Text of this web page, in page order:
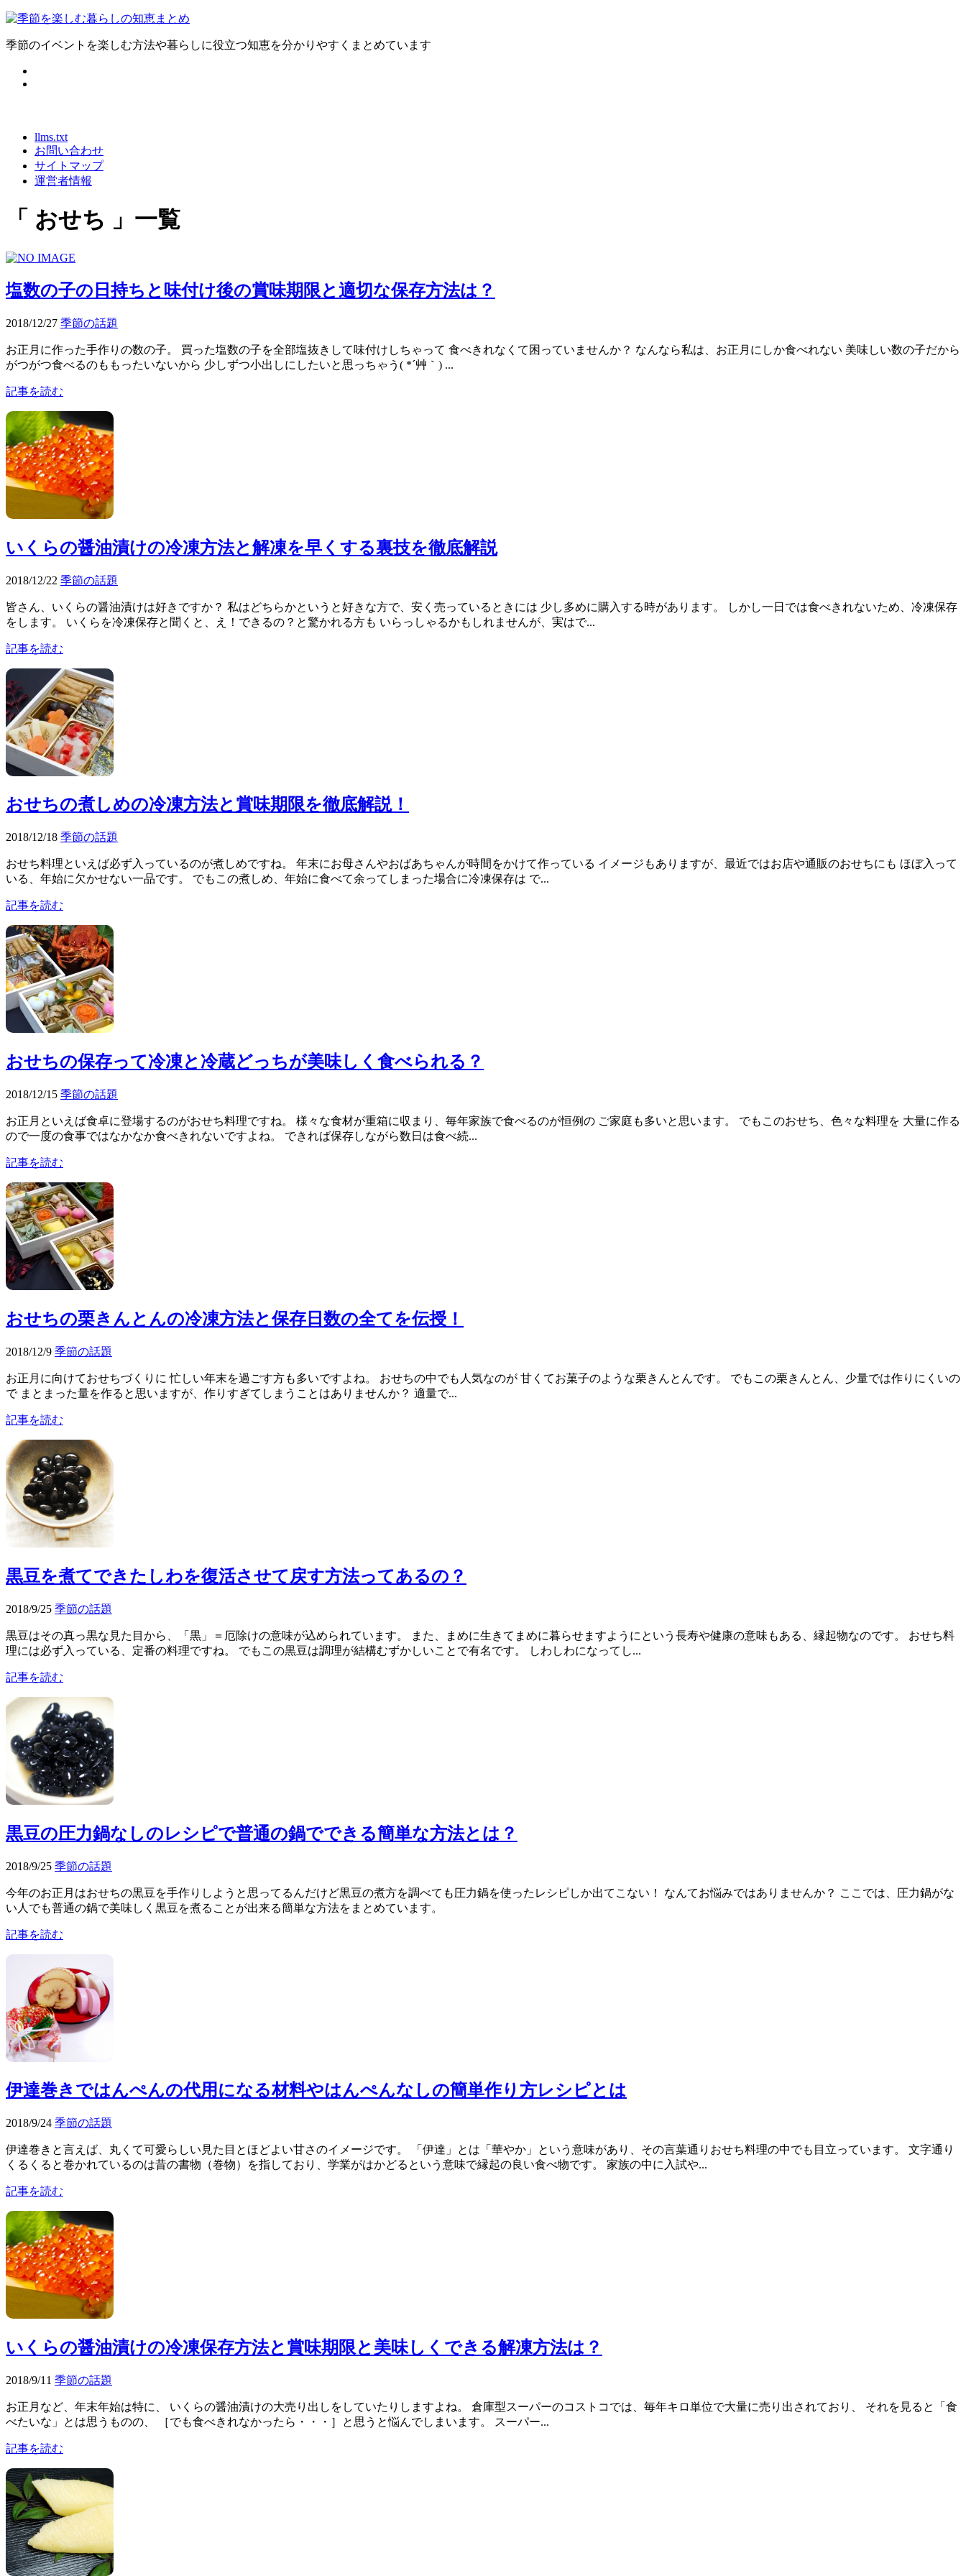
季節のイベントを楽しむ方法や暮らしに役立つ知恵を分かりやすくまとめています
llms.txt
お問い合わせ
サイトマップ
運営者情報
「 おせち 」一覧
塩数の子の日持ちと味付け後の賞味期限と適切な保存方法は？
2018/12/27 季節の話題
お正月に作った手作りの数の子。 買った塩数の子を全部塩抜きして味付けしちゃって 食べきれなくて困っていませんか？ なんなら私は、お正月にしか食べれない 美味しい数の子だから
がつがつ食べるのももったいないから 少しずつ小出しにしたいと思っちゃう( *´艸｀) ...
記事を読む
いくらの醤油漬けの冷凍方法と解凍を早くする裏技を徹底解説
2018/12/22 季節の話題
皆さん、いくらの醤油漬けは好きですか？ 私はどちらかというと好きな方で、安く売っているときには 少し多めに購入する時があります。 しかし一日では食べきれないため、冷凍保存
をします。 いくらを冷凍保存と聞くと、え！できるの？と驚かれる方も いらっしゃるかもしれませんが、実はで...
記事を読む
おせちの煮しめの冷凍方法と賞味期限を徹底解説！
2018/12/18 季節の話題
おせち料理といえば必ず入っているのが煮しめですね。 年末にお母さんやおばあちゃんが時間をかけて作っている イメージもありますが、最近ではお店や通販のおせちにも ほぼ入って
いる、年始に欠かせない一品です。 でもこの煮しめ、年始に食べて余ってしまった場合に冷凍保存は で...
記事を読む
おせちの保存って冷凍と冷蔵どっちが美味しく食べられる？
2018/12/15 季節の話題
お正月といえば食卓に登場するのがおせち料理ですね。 様々な食材が重箱に収まり、毎年家族で食べるのが恒例の ご家庭も多いと思います。 でもこのおせち、色々な料理を 大量に作る
ので一度の食事ではなかなか食べきれないですよね。 できれば保存しながら数日は食べ続...
記事を読む
おせちの栗きんとんの冷凍方法と保存日数の全てを伝授！
2018/12/9 季節の話題
お正月に向けておせちづくりに 忙しい年末を過ごす方も多いですよね。 おせちの中でも人気なのが 甘くてお菓子のような栗きんとんです。 でもこの栗きんとん、少量では作りにくいの
で まとまった量を作ると思いますが、作りすぎてしまうことはありませんか？ 適量で...
記事を読む
黒豆を煮てできたしわを復活させて戻す方法ってあるの？
2018/9/25 季節の話題
黒豆はその真っ黒な見た目から、「黒」＝厄除けの意味が込められています。 また、まめに生きてまめに暮らせますようにという長寿や健康の意味もある、縁起物なのです。 おせち料
理には必ず入っている、定番の料理ですね。 でもこの黒豆は調理が結構むずかしいことで有名です。 しわしわになってし...
記事を読む
黒豆の圧力鍋なしのレシピで普通の鍋でできる簡単な方法とは？
2018/9/25 季節の話題
今年のお正月はおせちの黒豆を手作りしようと思ってるんだけど黒豆の煮方を調べても圧力鍋を使ったレシピしか出てこない！ なんてお悩みではありませんか？ ここでは、圧力鍋がな
い人でも普通の鍋で美味しく黒豆を煮ることが出来る簡単な方法をまとめています。
記事を読む
伊達巻きではんぺんの代用になる材料やはんぺんなしの簡単作り方レシピとは
2018/9/24 季節の話題
伊達巻きと言えば、丸くて可愛らしい見た目とほどよい甘さのイメージです。 「伊達」とは「華やか」という意味があり、その言葉通りおせち料理の中でも目立っています。 文字通り
くるくると巻かれているのは昔の書物（巻物）を指しており、学業がはかどるという意味で縁起の良い食べ物です。 家族の中に入試や...
記事を読む
いくらの醤油漬けの冷凍保存方法と賞味期限と美味しくできる解凍方法は？
2018/9/11 季節の話題
お正月など、年末年始は特に、 いくらの醤油漬けの大売り出しをしていたりしますよね。 倉庫型スーパーのコストコでは、毎年キロ単位で大量に売り出されており、 それを見ると「食
べたいな」とは思うものの、 ［でも食べきれなかったら・・・］と思うと悩んでしまいます。 スーパー...
記事を読む